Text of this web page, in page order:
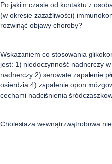
Po jakim czasie od kontaktu z
(w okresie zazaźliwości)
rozwinąć objawy choroby?
Wskazaniem do stosowania
jest: 1) niedoczynność nadnerczy
nadnerczy 2) serowate zapalenie
osierdzia 4) zapalenie opon
cechami nadciśnienia
Cholestaza wewnątrzwątrobowa